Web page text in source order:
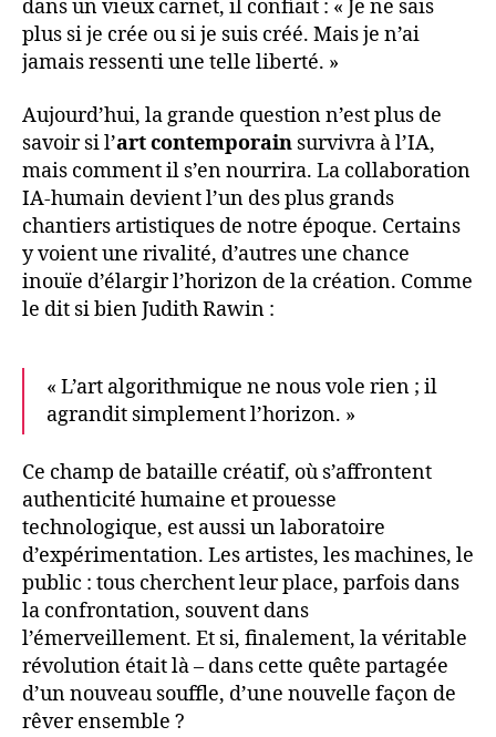
dans un vieux carnet, il confiait : « Je ne sais
plus si je crée ou si je suis créé. Mais je n’ai
jamais ressenti une telle liberté. »
Aujourd’hui, la grande question n’est plus de
savoir si l’art contemporain survivra à l’IA,
mais comment il s’en nourrira. La collaboration
IA-humain devient l’un des plus grands
chantiers artistiques de notre époque. Certains
y voient une rivalité, d’autres une chance
inouïe d’élargir l’horizon de la création. Comme
le dit si bien Judith Rawin :
« L’art algorithmique ne nous vole rien ; il
agrandit simplement l’horizon. »
Ce champ de bataille créatif, où s’affrontent
authenticité humaine et prouesse
technologique, est aussi un laboratoire
d’expérimentation. Les artistes, les machines, le
public : tous cherchent leur place, parfois dans
la confrontation, souvent dans
l’émerveillement. Et si, finalement, la véritable
révolution était là – dans cette quête partagée
d’un nouveau souffle, d’une nouvelle façon de
rêver ensemble ?